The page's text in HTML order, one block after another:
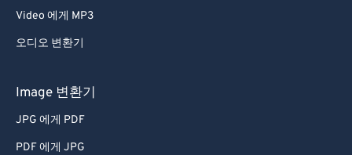
Video 에게 MP3
오디오 변환기
Image 변환기
JPG 에게 PDF
PDF 에게 JPG